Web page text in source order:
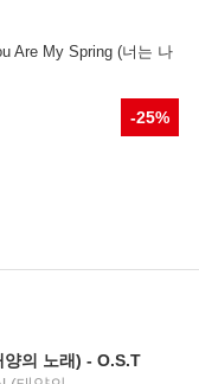
Are My Spring (너는 나
-25%
의 노래) - O.S.T